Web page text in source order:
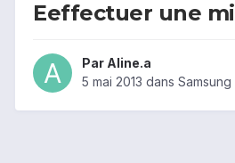
Eeffectuer une
Par Aline.a
5 mai 2013 dans